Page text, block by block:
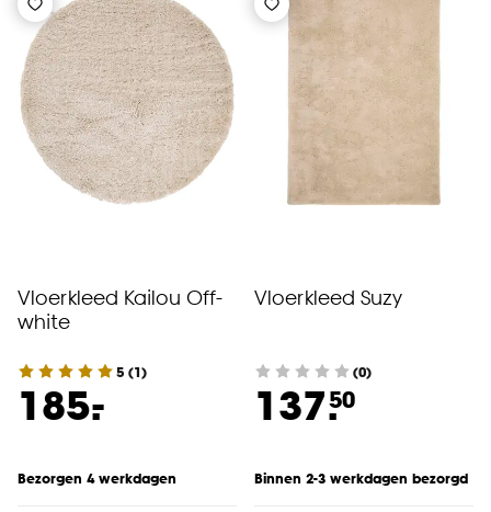
Vloerkleed Kailou Off-
white
5 (1)
185.
-
Bezorgen 4 werkdagen
Vloerkleed Suzy
(0)
137.50
Binnen 2-3 werkdagen bezorgd